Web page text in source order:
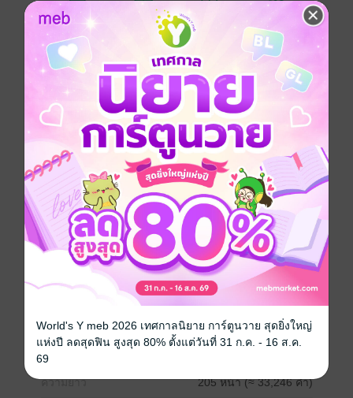
อยากได้ ซื้อเป็นของขวัญ แชร์
"ไปเอาก้อนเลือดนี่ออกซะ"
คำสั่งของเขาที่ดังออกมาเป็นเหมือนมีดกรีดใจเธอ และ
เป็นเหมือนคำพูดที่ปลดล็อคสิ่งต่าง ๆ ที่เธอไม่กล้าทำ ออก
จากความกลัวของหัวใจ ให้กลับมาต่อสู้เพื่อตัวเธอเองเสียที
หน้าที่และบทบาทการเป็นสามี เขาทำไม่ได้เลยสักข้อ
ข้อที่ 1 มีคนอื่น ติ๊กถูกโดยไม่ต้องสงสัย
ข้อที่ 2 ไม่สนใจ ไม่เอาใจใส่ ไม่ต้องพูดถึงว่าเขาจะมี
และข้อที่ 3 เป็นข้อที่เธอรับไม่ได้มากที่สุด เขาไม่รักเธอ
เธอทนได้ แต่ไม่รักแม้แต่ลูกเธอ ซึ่งมีสายเลือดของเขาอยู่
ครึ่งหนึ่งเธอ ทนไม่ได้
โรแมนติก ครอบครัว หมอ ท้อง
ประเภทไฟล์ pdf, epub(สารบัญ)
วันที่วางขาย
ความยาว 205 หน้า (≈ 33,246 คำ)
World's Y meb 2026 เทศกาลนิยาย การ์ตูนวาย สุดยิ่งใหญ่
แห่งปี ลดสุดฟิน สูงสุด 80% ตั้งแต่วันที่ 31 ก.ค. - 16 ส.ค.
69